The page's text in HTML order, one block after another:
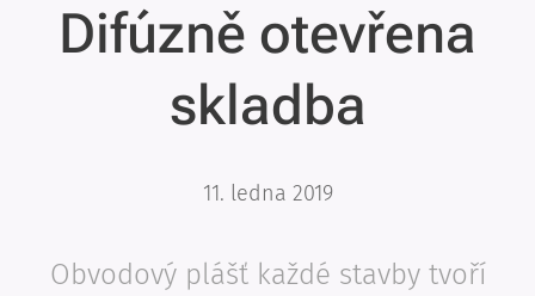
Difúzně otevřena
skladba
11. ledna 2019
Obvodový plášť každé stavby tvoří